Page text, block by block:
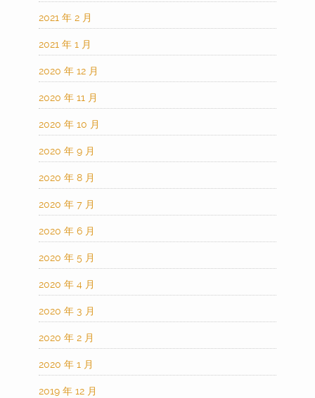
2021 年 2 月
2021 年 1 月
2020 年 12 月
2020 年 11 月
2020 年 10 月
2020 年 9 月
2020 年 8 月
2020 年 7 月
2020 年 6 月
2020 年 5 月
2020 年 4 月
2020 年 3 月
2020 年 2 月
2020 年 1 月
2019 年 12 月